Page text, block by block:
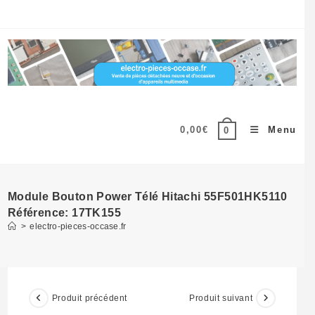
content
0,00€ 0 Menu
Module Bouton Power Télé Hitachi 55F501HK5110
Référence: 17TK155
> electro-pieces-occase.fr
Produit précédent Produit suivant